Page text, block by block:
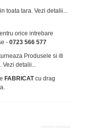
toata tara.Vezi detalii...
orice intrebare
-0723 566 577
Produsele si iti
Vezi detalii...
FABRICATcu drag